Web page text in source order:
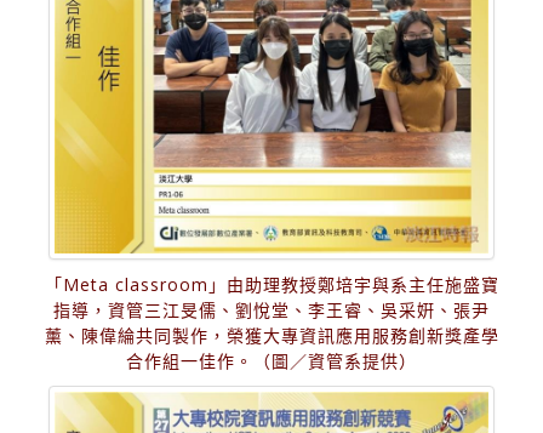
「Meta classroom」由助理教授鄭培宇與系主任施盛寶
指導，資管三江旻儒、劉悅堂、李王睿、吳采姸、張尹
薰、陳偉綸共同製作，榮獲大專資訊應用服務創新獎產學
合作組一佳作。（圖／資管系提供）